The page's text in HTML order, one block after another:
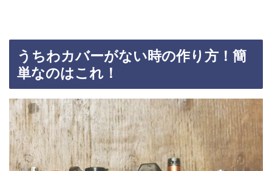
うちわカバーがない時の作り方！簡
単なのはこれ！